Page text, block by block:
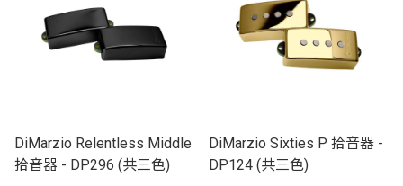
DiMarzio Relentless Middle
拾音器 - DP296 (共三色)
DiMarzio Sixties P 拾音器 -
DP124 (共三色)